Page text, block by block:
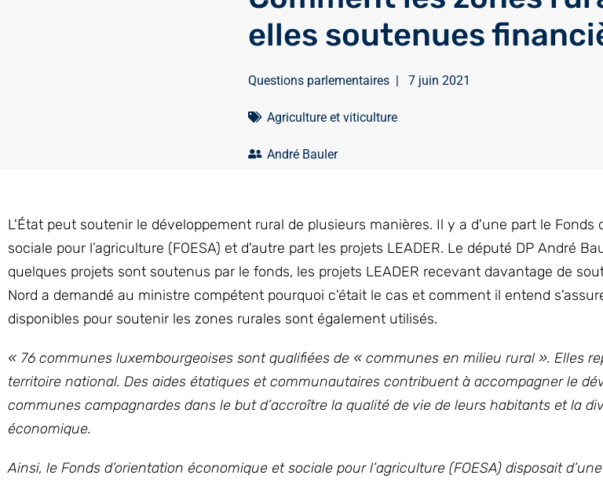
elles soutenues
Questions parlementaires| 7 juin 2021
Agriculture et viticulture
André Bauler
L'État peut soutenir le développement rural de plusieurs manières. Il y a d'une part le Fonds
sociale pour l’agriculture (FOESA) et d'autre part les projets LEADER. Le député DP André
quelques projets sont soutenus par le fonds, les projets LEADER recevant davantage de
Nord a demandé au ministre compétent pourquoi c'était le cas et comment il entend
disponibles pour soutenir les zones rurales sont également utilisés.
« 76 communes luxembourgeoises sont qualifiées de « communes en milieu rural ». Elles
territoire national. Des aides étatiques et communautaires contribuent à accompagner le
communes campagnardes dans le but d’accroître la qualité de vie de leurs habitants et la
économique.
Ainsi, le Fonds d’orientation économique et sociale pour l’agriculture (FOESA) disposait